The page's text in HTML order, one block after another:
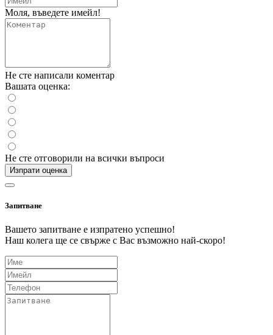
Моля, въведете имейл!
Не сте написали коментар
Вашата оценка:
Не сте отговорили на всички въпроси
Изпрати оценка
Запитване
Вашето запитване е изпратено успешно!
Наш колега ще се свърже с Вас възможно най-скоро!